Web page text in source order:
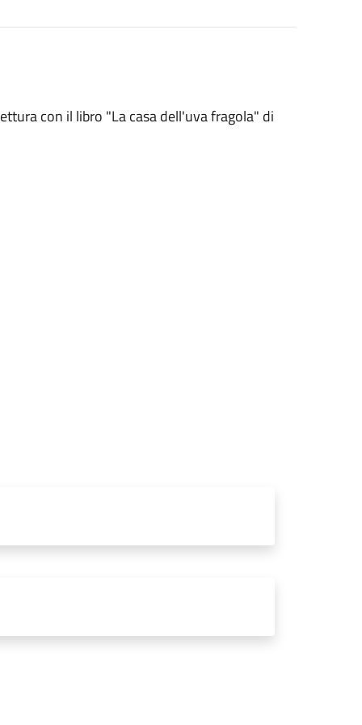
con il libro "La casa dell'uva fragola" di